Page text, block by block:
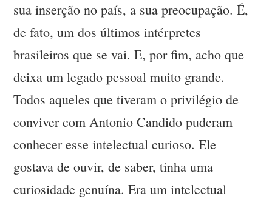
sua inserção no país, a sua preocupação. É,
de fato, um dos últimos intérpretes
brasileiros que se vai. E, por fim, acho que
deixa um legado pessoal muito grande.
Todos aqueles que tiveram o privilégio de
conviver com Antonio Candido puderam
conhecer esse intelectual curioso. Ele
gostava de ouvir, de saber, tinha uma
curiosidade genuína. Era um intelectual